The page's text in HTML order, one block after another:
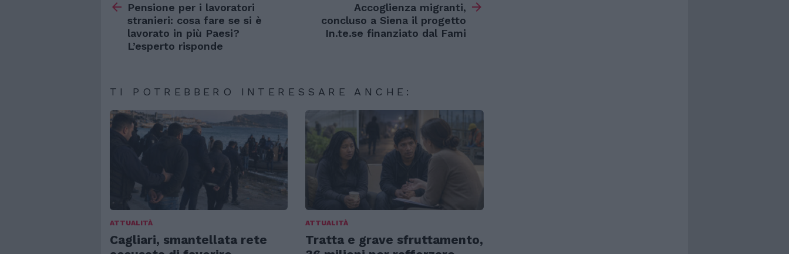
di
Pensione per i lavoratori
stranieri: cosa fare se si è
lavorato in più Paesi?
L’esperto risponde
Accoglienza migranti,
concluso a Siena il progetto
In.te.se finanziato dal Fami
TI POTREBBERO INTERESSARE ANCHE:
ATTUALITÀ
Cagliari, smantellata rete
ATTUALITÀ
Tratta e grave sfruttamento,